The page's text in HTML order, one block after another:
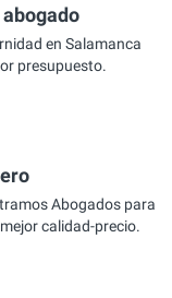
en Salamanca
presupuesto.
Abogados para
calidad-precio.